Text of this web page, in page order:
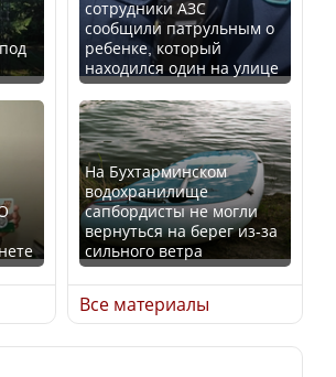
Трамп официально
вступил в должность
президента США
Луну признали объектом
культурного наследия,
находящегося под
угрозой исчезновения
сотрудники АЗС
сообщили патрульным о
ребенке, который
находился один на улице
На Бухтарминском
водохранилище
сапбордисты не могли
вернуться на берег из-за
сильного ветра
Все материалы